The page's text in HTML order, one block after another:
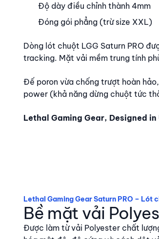
Độ dày điều chỉnh thành 4mm
Đóng gói phẳng (trừ size XXL)
Dòng lót chuột LGG Saturn PRO
tracking. Mặt vải mềm trung tính
Đế poron vừa chống trượt hoàn
power (khả năng dừng chuột tức
Lethal Gaming Gear, Designed in
Lethal Gaming Gear Saturn PRO – Lót
Bề mặt vải
Được làm từ vải Polyester chất